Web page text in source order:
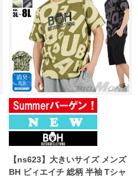
【ns623】大きいサイズ メンズ
BH ビィエイチ 総柄 半袖 Tシャ